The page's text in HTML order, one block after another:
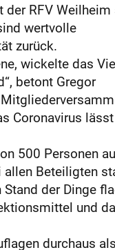
RFV Weilheim
wertvolle
zurück.
wickelte das
betont Gregor
Coronavirus
500 Personen
allen Beteiligten
der Dinge
und
durchaus als